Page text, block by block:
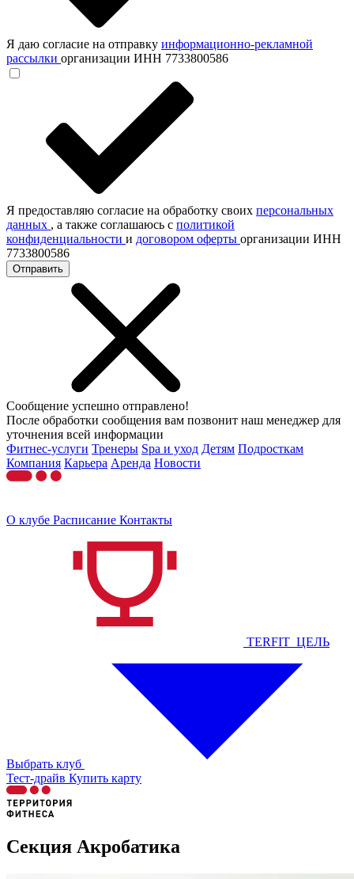
Я даю согласие на отправку информационно-рекламной
рассылки организации ИНН 7733800586
Я предоставляю согласие на обработку своих персональных
данных , а также соглашаюсь с политикой
конфиденциальности и договором оферты организации ИНН
7733800586
Отправить
Сообщение успешно отправлено!
После обработки сообщения вам позвонит наш менеджер для
уточнения всей информации
Фитнес-услуги Тренеры Spa и уход Детям Подросткам
Компания Карьера Аренда Новости
О клубе Расписание Контакты
TERFIT_ЦЕЛЬ
Выбрать клуб
Тест-драйв Купить карту
Секция Акробатика